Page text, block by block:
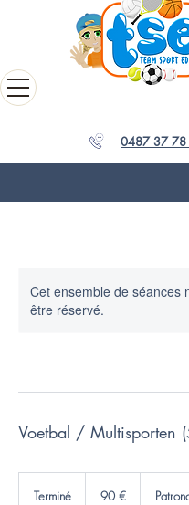
0487 37
Cet ensemble de séances
être réservé.
Voetbal / Multisporten
Terminé 90 €